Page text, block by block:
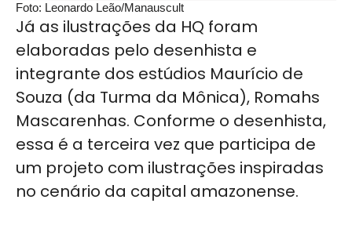
Foto: Leonardo Leão/Manauscult
Já as ilustrações da HQ foram
elaboradas pelo desenhista e
integrante dos estúdios Maurício de
Souza (da Turma da Mônica), Romahs
Mascarenhas. Conforme o desenhista,
essa é a terceira vez que participa de
um projeto com ilustrações inspiradas
no cenário da capital amazonense.